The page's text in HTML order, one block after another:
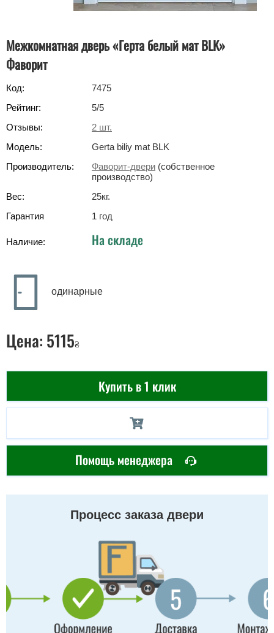
Межкомнатная дверь «Герта белый мат BLK»
Фаворит
Код:
7475
Рейтинг:
5/5
Отзывы:
2 шт.
Модель:
Gerta biliy mat BLK
Производитель:
Фаворит-двери (собственное
производство)
Вес:
25кг.
Гарантия
1 год
Наличие: На складе
одинарные
Цена: 5115₴
Купить в 1 клик
Помощь менеджера
Процесс заказа двери